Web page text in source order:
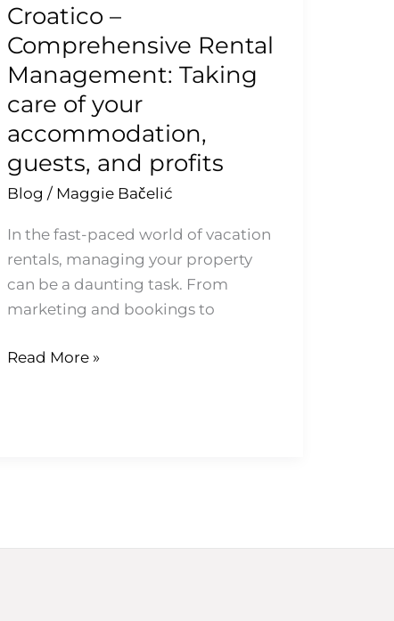
Croatico –
Comprehensive Rental
Management: Taking
care of your
accommodation,
guests, and profits
Blog / Maggie Bačelić
In the fast-paced world of vacation
rentals, managing your property
can be a daunting task. From
marketing and bookings to
your
accommodation,
and
profits
Read More »